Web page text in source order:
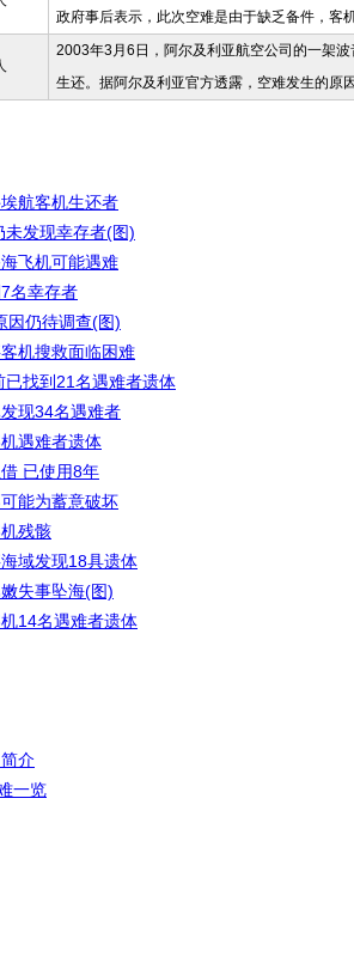
政府事后表示，此次空难是由于缺乏备件，客
2003年3月6日，阿尔及利亚航空公司的一架
生还。据阿尔及利亚官方透露，空难发生的原
航客机生还者
发现幸存者(图)
飞机可能遇难
名幸存者
因仍待调查(图)
机搜救面临困难
找到21名遇难者遗体
现34名遇难者
遇难者遗体
已使用8年
能为蓄意破坏
残骸
域发现18具遗体
失事坠海(图)
14名遇难者遗体
介
一览